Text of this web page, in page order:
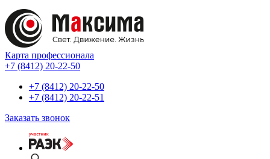
Карта профессионала
+7 (8412) 20-22-50
+7 (8412) 20-22-50
+7 (8412) 20-22-51
Заказать звонок